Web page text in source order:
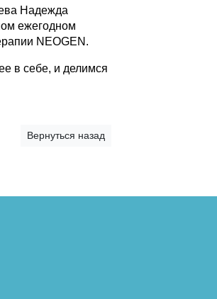
Надежда
ежегодном
NEOGEN.
в себе, и делимся
Вернуться назад